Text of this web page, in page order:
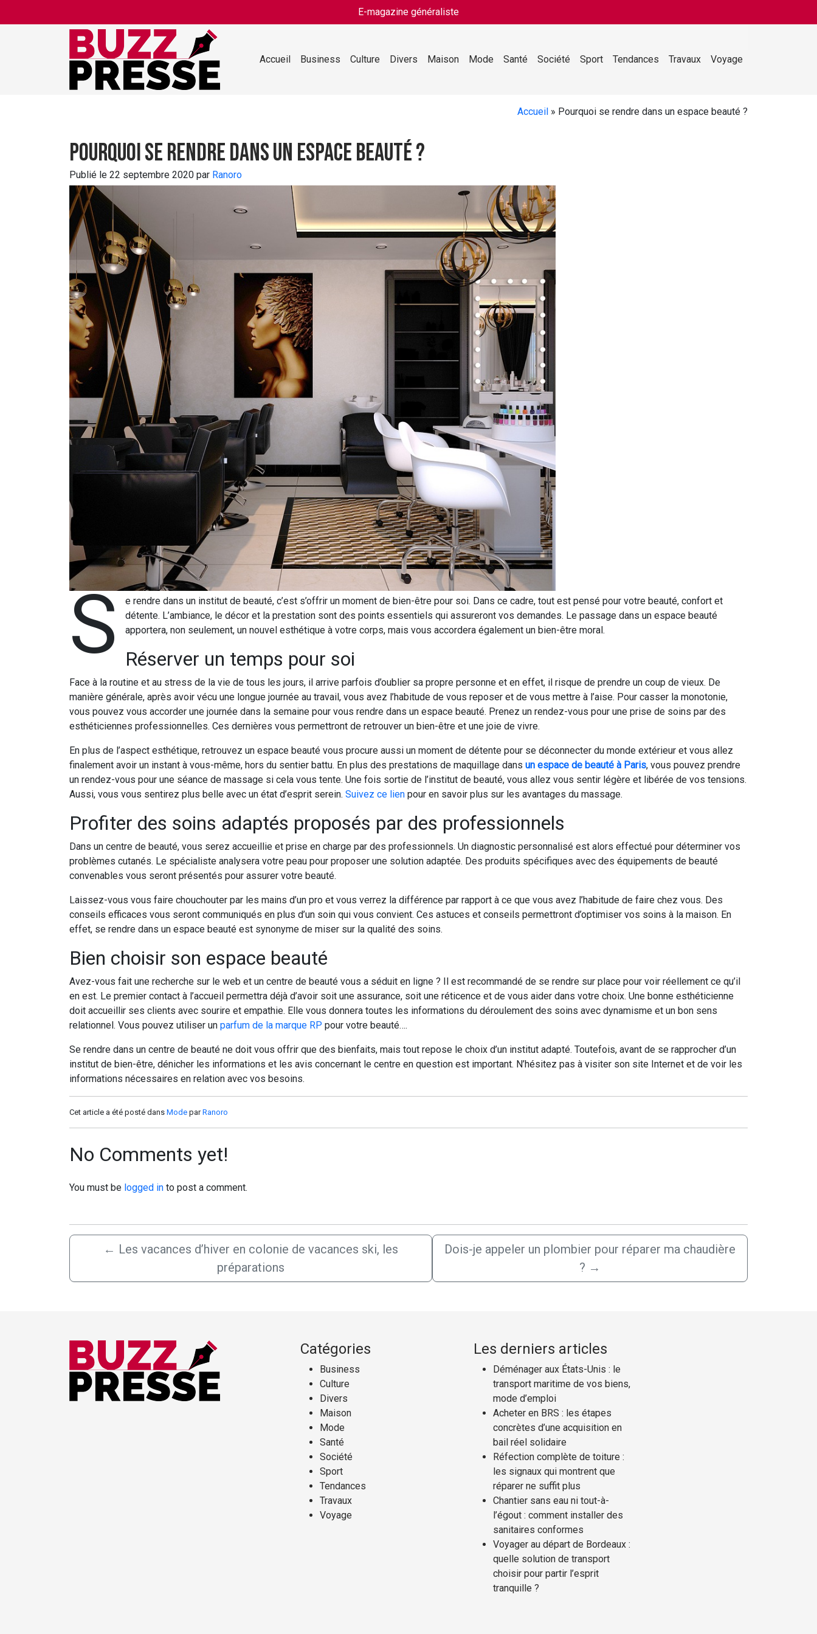
E-magazine généraliste
Accueil Business Culture Divers Maison Mode Santé Société Sport Tendances Travaux Voyage
Accueil » Pourquoi se rendre dans un espace beauté ?
Pourquoi se rendre dans un espace beauté ?
Publié le 22 septembre 2020 par Ranoro
S
e rendre dans un institut de beauté, c’est s’offrir un moment de bien-être pour soi. Dans ce cadre, tout est pensé pour votre beauté, confort et
détente. L’ambiance, le décor et la prestation sont des points essentiels qui assureront vos demandes. Le passage dans un espace beauté
apportera, non seulement, un nouvel esthétique à votre corps, mais vous accordera également un bien-être moral.
Réserver un temps pour soi
Face à la routine et au stress de la vie de tous les jours, il arrive parfois d’oublier sa propre personne et en effet, il risque de prendre un coup de vieux. De
manière générale, après avoir vécu une longue journée au travail, vous avez l’habitude de vous reposer et de vous mettre à l’aise. Pour casser la monotonie,
vous pouvez vous accorder une journée dans la semaine pour vous rendre dans un espace beauté. Prenez un rendez-vous pour une prise de soins par des
esthéticiennes professionnelles. Ces dernières vous permettront de retrouver un bien-être et une joie de vivre.
En plus de l’aspect esthétique, retrouvez un espace beauté vous procure aussi un moment de détente pour se déconnecter du monde extérieur et vous allez
finalement avoir un instant à vous-même, hors du sentier battu. En plus des prestations de maquillage dans un espace de beauté à Paris, vous pouvez prendre
un rendez-vous pour une séance de massage si cela vous tente. Une fois sortie de l’institut de beauté, vous allez vous sentir légère et libérée de vos tensions.
Aussi, vous vous sentirez plus belle avec un état d’esprit serein. Suivez ce lien pour en savoir plus sur les avantages du massage.
Profiter des soins adaptés proposés par des professionnels
Dans un centre de beauté, vous serez accueillie et prise en charge par des professionnels. Un diagnostic personnalisé est alors effectué pour déterminer vos
problèmes cutanés. Le spécialiste analysera votre peau pour proposer une solution adaptée. Des produits spécifiques avec des équipements de beauté
convenables vous seront présentés pour assurer votre beauté.
Laissez-vous vous faire chouchouter par les mains d’un pro et vous verrez la différence par rapport à ce que vous avez l’habitude de faire chez vous. Des
conseils efficaces vous seront communiqués en plus d’un soin qui vous convient. Ces astuces et conseils permettront d’optimiser vos soins à la maison. En
effet, se rendre dans un espace beauté est synonyme de miser sur la qualité des soins.
Bien choisir son espace beauté
Avez-vous fait une recherche sur le web et un centre de beauté vous a séduit en ligne ? Il est recommandé de se rendre sur place pour voir réellement ce qu’il
en est. Le premier contact à l’accueil permettra déjà d’avoir soit une assurance, soit une réticence et de vous aider dans votre choix. Une bonne esthéticienne
doit accueillir ses clients avec sourire et empathie. Elle vous donnera toutes les informations du déroulement des soins avec dynamisme et un bon sens
relationnel. Vous pouvez utiliser un parfum de la marque RP pour votre beauté….
Se rendre dans un centre de beauté ne doit vous offrir que des bienfaits, mais tout repose le choix d’un institut adapté. Toutefois, avant de se rapprocher d’un
institut de bien-être, dénicher les informations et les avis concernant le centre en question est important. N’hésitez pas à visiter son site Internet et de voir les
informations nécessaires en relation avec vos besoins.
Cet article a été posté dans Mode parRanoro
No Comments yet!
You must be logged in to post a comment.
← Les vacances d’hiver en colonie de vacances ski, les
préparations
Dois-je appeler un plombier pour réparer ma chaudière
? →
Catégories
Business
Culture
Divers
Maison
Mode
Santé
Société
Sport
Tendances
Travaux
Voyage
Les derniers articles
Déménager aux États-Unis : le
transport maritime de vos biens,
mode d’emploi
Acheter en BRS : les étapes
concrètes d’une acquisition en
bail réel solidaire
Réfection complète de toiture :
les signaux qui montrent que
réparer ne suffit plus
Chantier sans eau ni tout-à-
l’égout : comment installer des
sanitaires conformes
Voyager au départ de Bordeaux :
quelle solution de transport
choisir pour partir l’esprit
tranquille ?